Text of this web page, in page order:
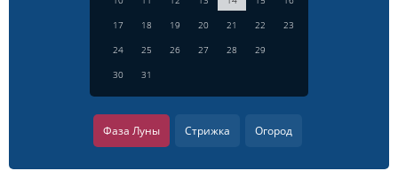
17
18 19 20 21 22
23
24
25 26 27 28
29
30
31
Фаза Луны Стрижка Огород